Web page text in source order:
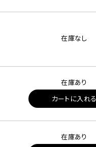
在庫なし
在庫あり
カートに入れる
在庫あり